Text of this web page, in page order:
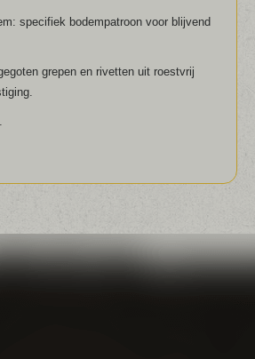
specifiek bodempatroon voor blijvend
grepen en rivetten uit roestvrij